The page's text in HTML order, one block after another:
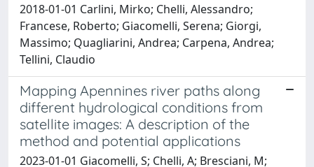
2018-01-01 Carlini, Mirko; Chelli, Alessandro;
Francese, Roberto; Giacomelli, Serena; Giorgi,
Massimo; Quagliarini, Andrea; Carpena, Andrea;
Tellini, Claudio
Mapping Apennines river paths along
different hydrological conditions from
satellite images: A description of the
method and potential applications
2023-01-01 Giacomelli, S; Chelli, A; Bresciani, M;